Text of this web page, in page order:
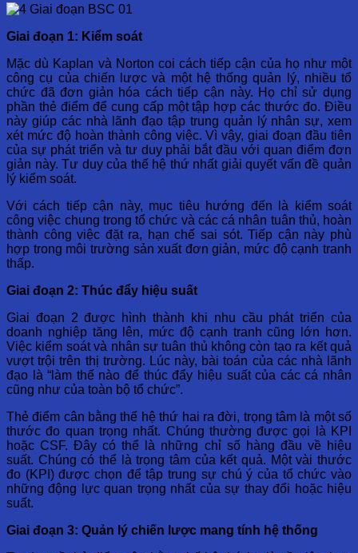
Giai đoạn 1: Kiểm soát
Mặc dù Kaplan và Norton coi cách tiếp cận của họ như một
công cụ của chiến lược và một hệ thống quản lý, nhiều tổ
chức đã đơn giản hóa cách tiếp cận này. Họ chỉ sử dụng
phần thẻ điểm để cung cấp một tập hợp các thước đo. Điều
này giúp các nhà lãnh đạo tập trung quản lý nhân sự, xem
xét mức độ hoàn thành công việc. Vì vậy, giai đoạn đầu tiên
của sự phát triển và tư duy phải bắt đầu với quan điểm đơn
giản này. Tư duy của thế hệ thứ nhất giải quyết vấn đề quản
lý kiểm soát.
Với cách tiếp cận này, mục tiêu hướng đến là kiểm soát
công việc chung trong tổ chức và các cá nhân tuân thủ, hoàn
thành công việc đặt ra, hạn chế sai sót. Tiếp cận này phù
hợp trong môi trường sản xuất đơn giản, mức độ cạnh tranh
thấp.
Giai đoạn 2: Thúc đẩy hiệu suất
Giai đoạn 2 được hình thành khi nhu cầu phát triển của
doanh nghiệp tăng lên, mức độ cạnh tranh cũng lớn hơn.
Việc kiểm soát và nhân sự tuân thủ không còn tạo ra kết quả
vượt trội trên thị trường. Lúc này, bài toán của các nhà lãnh
đạo là “làm thế nào để thúc đẩy hiệu suất của các cá nhân
cũng như của toàn bộ tổ chức”.
Thẻ điểm cân bằng thế hệ thứ hai ra đời, trọng tâm là một số
thước đo quan trọng nhất. Chúng thường được gọi là KPI
hoặc CSF. Đây có thể là những chỉ số hàng đầu về hiệu
suất. Chúng có thể là trọng tâm của kết quả. Một vài thước
đo (KPI) được chọn để tập trung sự chú ý của tổ chức vào
những động lực quan trọng nhất của sự thay đổi hoặc hiệu
suất.
Giai đoạn 3: Quản lý chiến lược mang tính hệ thống